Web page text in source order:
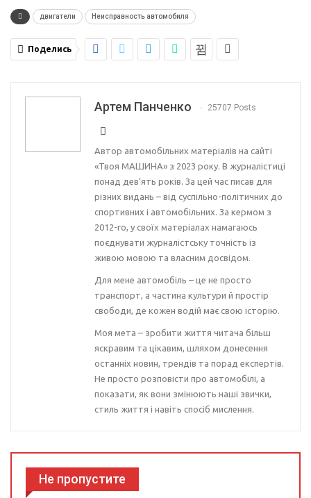
двигатели Неисправность автомобиля
Поделись
Артем Панченко 25707 Posts
Автор автомобільних матеріалів на сайті
«Твоя МАШИНА» з 2023 року. В журналістиці
понад дев’ять років. За цей час писав для
різних видань – від суспільно-політичних до
спортивних і автомобільних. За кермом з
2012-го, у своїх матеріалах намагаюсь
поєднувати журналістську точність із
живою мовою та власним досвідом.
Для мене автомобіль – це не просто
транспорт, а частина культури й простір
свободи, де кожен водій має свою історію.
Моя мета – зробити життя читача більш
яскравим та цікавим, шляхом донесення
останніх новин, трендів та порад експертів.
Не просто розповісти про автомобілі, а
показати, як вони змінюють наші звички,
стиль життя і навіть спосіб мислення.
Не пропустите